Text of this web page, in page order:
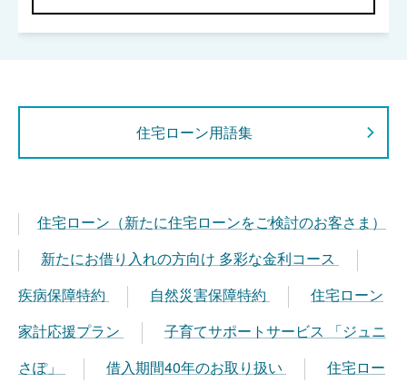
住宅ローン用語集
住宅ローン（新たに住宅ローンをご検討のお客さま）
新たにお借り入れの方向け 多彩な金利コース
疾病保障特約
自然災害保障特約
住宅ローン
家計応援プラン
子育てサポートサービス 「ジュニ
さぽ」
借入期間40年のお取り扱い
住宅ロー